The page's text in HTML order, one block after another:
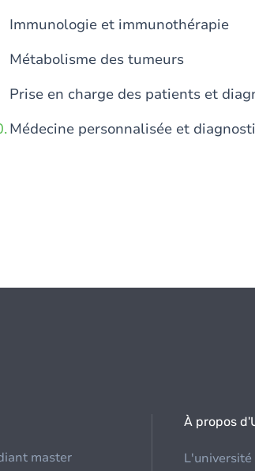
Immunologie et immunothérapie
Métabolisme des tumeurs
Prise en charge des patients et
Médecine personnalisée et
master
À propos
L'université